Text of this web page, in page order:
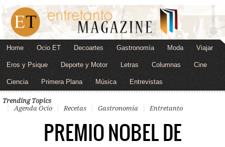
Home Ocio ET Decoartes Gastronomía Moda Viajar
Eros y Psique Deporte y Motor Letras Columnas Cine
Ciencia Primera Plana Música Entrevistas
Trending Topics
Agenda Ocio
Recetas Gastronomía Entretanto
PREMIO NOBEL DE